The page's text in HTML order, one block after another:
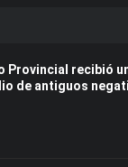
Provincial recibió
de antiguos